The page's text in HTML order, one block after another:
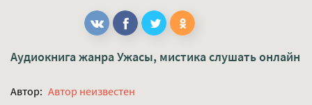
Аудиокнига жанра Ужасы, мистика слушать онлайн
Автор: Автор неизвестен